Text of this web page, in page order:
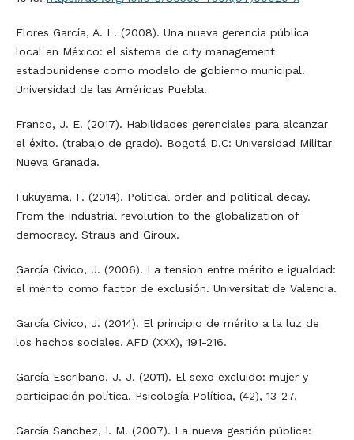
Flores García, A. L. (2008). Una nueva gerencia pública
local en México: el sistema de city management
estadounidense como modelo de gobierno municipal.
Universidad de las Américas Puebla.
Franco, J. E. (2017). Habilidades gerenciales para alcanzar
el éxito. (trabajo de grado). Bogotá D.C: Universidad Militar
Nueva Granada.
Fukuyama, F. (2014). Political order and political decay.
From the industrial revolution to the globalization of
democracy. Straus and Giroux.
García Cívico, J. (2006). La tension entre mérito e igualdad:
el mérito como factor de exclusión. Universitat de Valencia.
García Cívico, J. (2014). El principio de mérito a la luz de
los hechos sociales. AFD (XXX), 191-216.
García Escribano, J. J. (2011). El sexo excluido: mujer y
participación política. Psicología Política, (42), 13-27.
García Sanchez, I. M. (2007). La nueva gestión pública: